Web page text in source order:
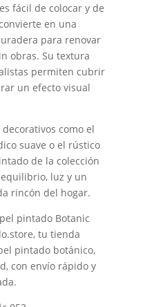
fácil de colocar y de
en una
para renovar
obras. Su textura
permiten cubrir
un efecto visual
como el
suave o el rústico
de la colección
luz y un
rincón del hogar.
pintado Botanic
tu tienda
pintado botánico,
con envío rápido y